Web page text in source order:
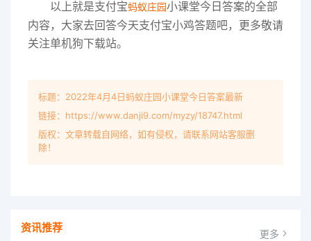
以上就是支付宝蚂蚁庄园小课堂今日答案的全部
内容，大家去回答今天支付宝小鸡答题吧，更多敬请
关注单机狗下载站。
标题：2022年4月4日蚂蚁庄园小课堂今日答案最新
链接：https://www.danji9.com/myzy/18747.html
版权：文章转载自网络，如有侵权，请联系网站客服删
除！
资讯推荐 更多